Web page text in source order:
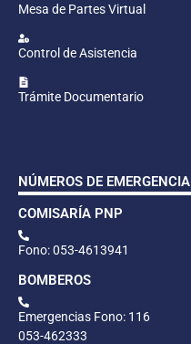
Mesa de Partes Virtual
Control de Asistencia
Trámite Documentario
NÚMEROS DE EMERGENCIA
COMISARÍA PNP
Fono: 053-4613941
BOMBEROS
Emergencias Fono: 116
053-462333